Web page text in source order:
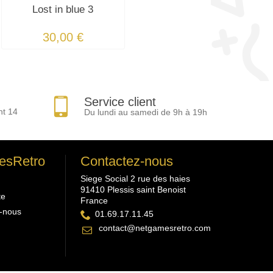
Lost in blue 3
30,00 €
14
Service client
Du lundi au samedi de 9h à 19h
nous
Contactez-nous
Siege Social 2 rue des haies
91410 Plessis saint Benoist
France
01.69.17.11.45
contact@netgamesretro.com